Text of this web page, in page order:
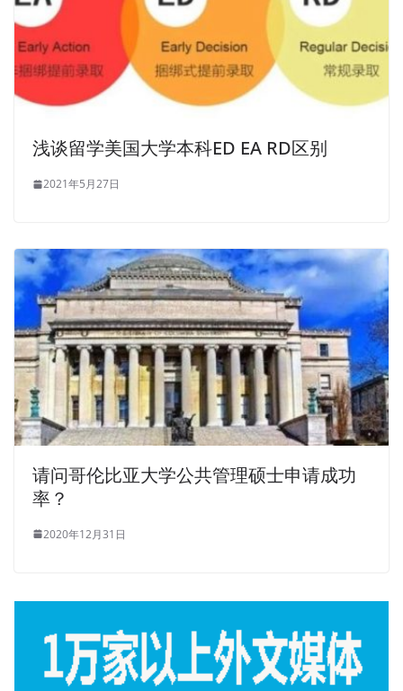
浅谈留学美国大学本科ED EA RD区别
2021年5月27日
请问哥伦比亚大学公共管理硕士申请成功
率？
2020年12月31日